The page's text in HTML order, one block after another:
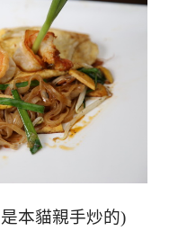
本貓親手炒的)